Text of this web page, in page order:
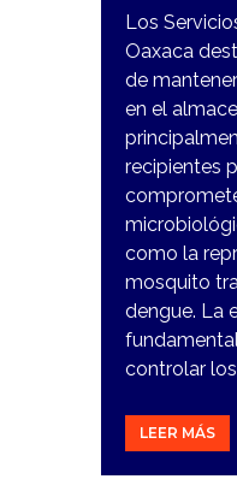
Los
Oaxaca
de
en el
recipientes
como la
mosquito
dengue. La
controlar
LEER MÁS
28